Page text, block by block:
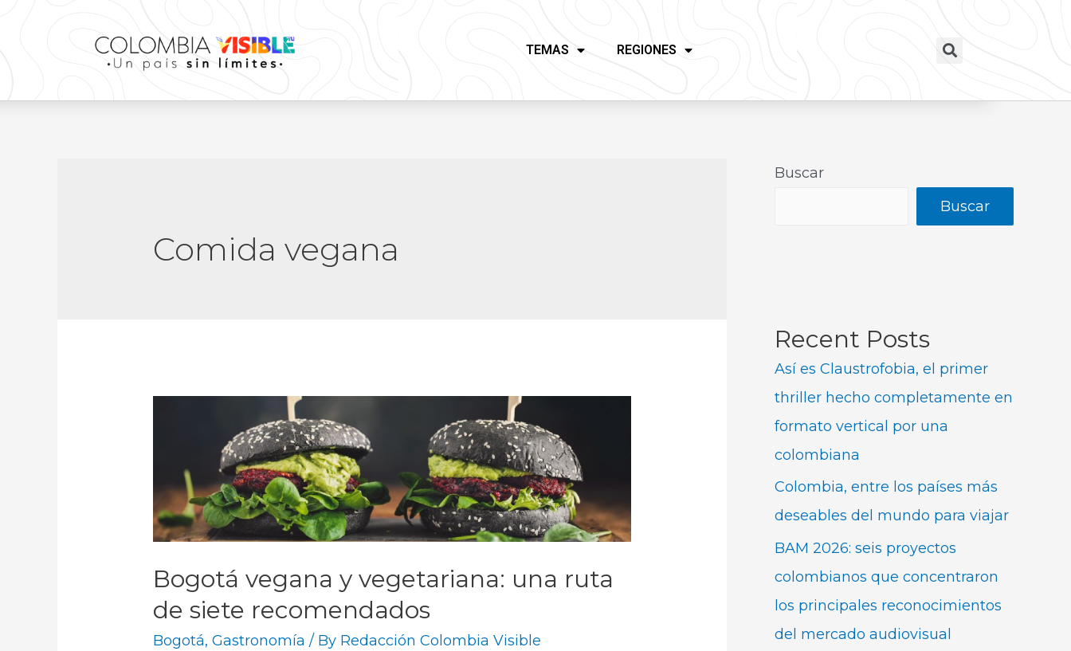
TEMAS REGIONES
Comida vegana
Bogotá vegana y vegetariana: una ruta
de siete recomendados
Bogotá,Gastronomía / By Redacción Colombia Visible
Buscar
Buscar
Recent Posts
Así es Claustrofobia, el primer
thriller hecho completamente en
formato vertical por una
colombiana
Colombia, entre los países más
deseables del mundo para viajar
BAM 2026: seis proyectos
colombianos que concentraron
los principales reconocimientos
del mercado audiovisual